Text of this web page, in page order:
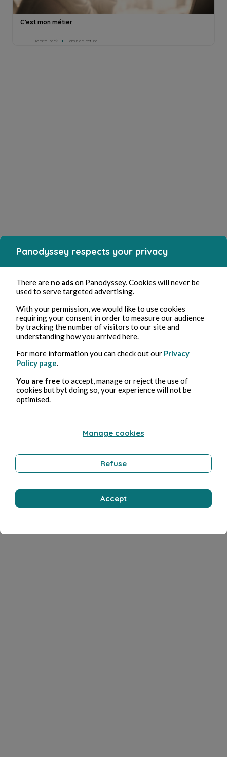
C’est mon métier
Joëlito Pieck 16min de lecture
Panodyssey respects your privacy
There are no adson Panodyssey. Cookies will never be
used to serve targeted advertising.
With your permission, we would like to use cookies
requiring your consent in order to measure our audience
by tracking the number of visitors to our site and
understanding how you arrived here.
For more information you can check out our Privacy
Policy page.
You are free to accept, manage or reject the use of
cookies but byt doing so, your experience will not be
optimised.
Manage cookies
Refuse
Accept